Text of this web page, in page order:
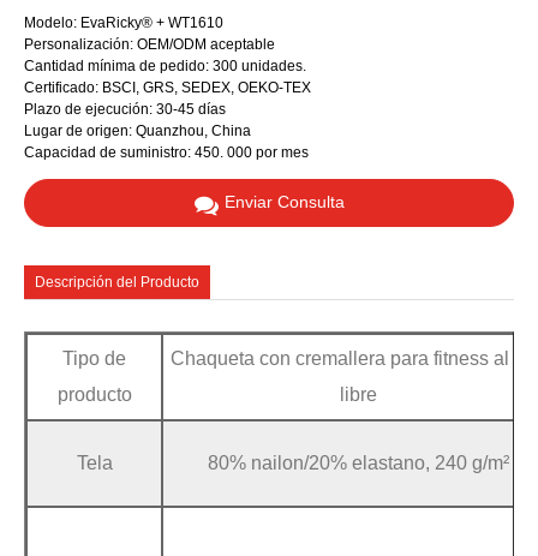
Modelo: EvaRicky® + WT1610
Personalización: OEM/ODM aceptable
Cantidad mínima de pedido: 300 unidades.
Certificado: BSCI, GRS, SEDEX, OEKO-TEX
Plazo de ejecución: 30-45 días
Lugar de origen: Quanzhou, China
Capacidad de suministro: 450. 000 por mes
Enviar Consulta
Descripción del Producto
Tipo de
producto
Chaqueta con cremallera para fitness al
libre
Tela 80% nailon/20% elastano, 240 g/m²